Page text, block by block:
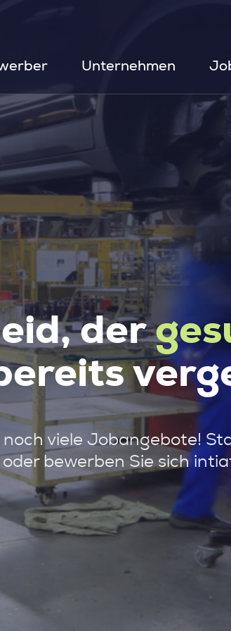
Unternehmen
der
viele Jobangebote!
oder bewerben Sie sich